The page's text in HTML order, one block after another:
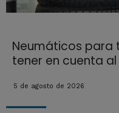
Neumáticos para
tener en cuenta
5 de agosto de 2026